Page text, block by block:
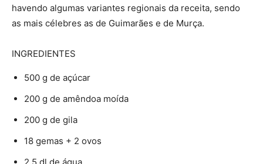
havendo algumas variantes regionais da receita, sendo
as mais célebres as de Guimarães e de Murça.
INGREDIENTES
500 g de açúcar
200 g de amêndoa moída
200 g de gila
18 gemas + 2 ovos